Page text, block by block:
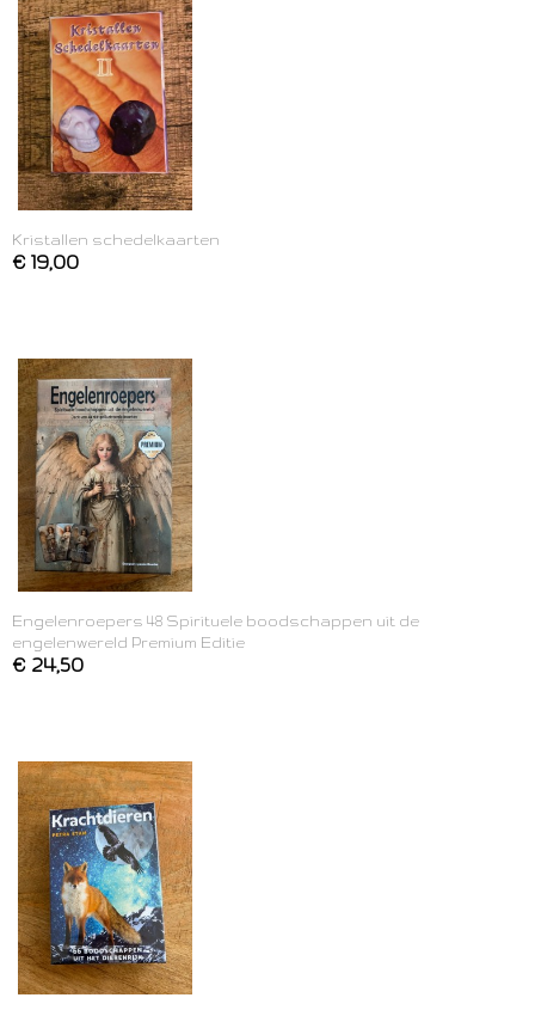
Kristallen schedelkaarten
€ 19,00
Engelenroepers 48 Spirituele boodschappen uit de
engelenwereld Premium Editie
€ 24,50